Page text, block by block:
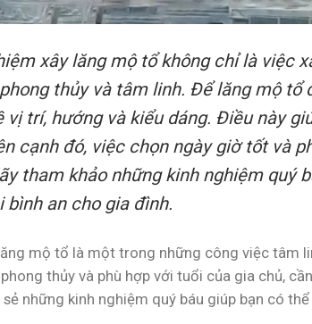
xây lăng mộ tổkhông chỉ là việc
thủy và tâm linh. Để lăng mộ tổ
vị trí, hướng và kiểu dáng. Điều này
cạnh đó, việc chọn ngày giờ tốt và
tham khảo những kinh nghiệm quý
bình an cho gia đình.
mộ tổ là một trong những công việc tâm
thủy và phù hợp với tuổi của gia chủ,
sẻ những kinh nghiệm quý báu giúp bạn có